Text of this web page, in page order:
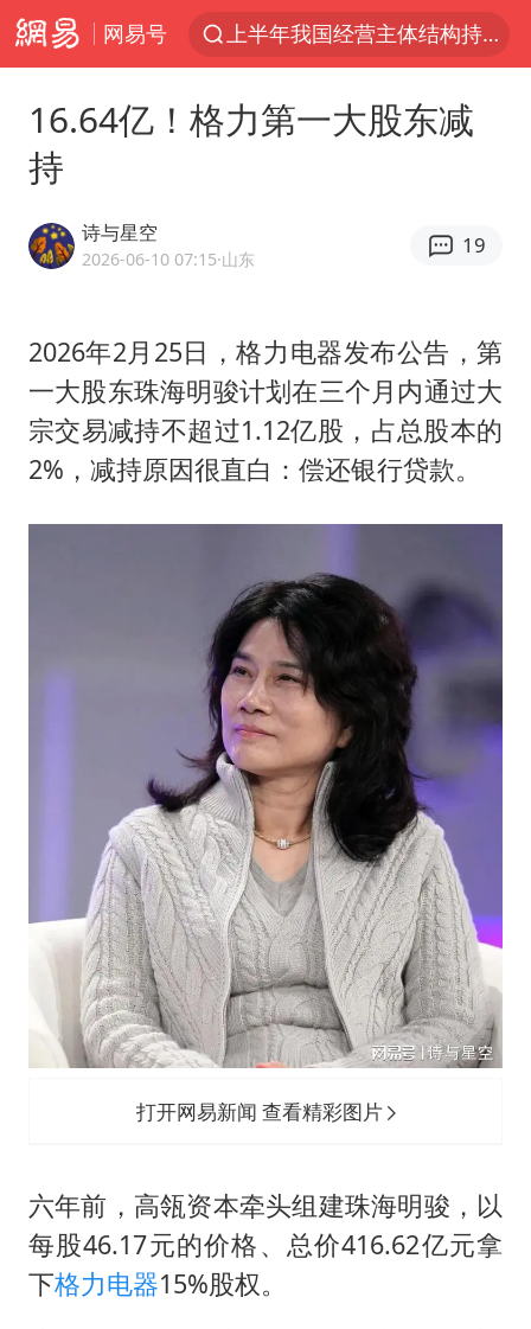
网易号
上半年我国经营主体结构持续优化
杭州机场已取消航班388架次
白海豚北上或致京津冀暴雨
新疆一婚礼线上邀请引热议
广西公开征集涉黑涉恶犯罪线索
中国第1高楼阻尼器摆动明显
上海大部迎大暴雨
国足U17与阿森纳决赛取消 并列冠军
王艺迪2-4不敌张本美和止步4强
司机见竹子晃动紧急停车救下全车人
16.64亿！格力第一大股东减
持
诗与星空
2026-06-10 07:15·山东
19
2026年2月25日，格力电器发布公告，第
一大股东珠海明骏计划在三个月内通过大
宗交易减持不超过1.12亿股，占总股本的
2%，减持原因很直白：偿还银行贷款。
打开网易新闻 查看精彩图片
六年前，高瓴资本牵头组建珠海明骏，以
每股46.17元的价格、总价416.62亿元拿
下格力电器15%股权。